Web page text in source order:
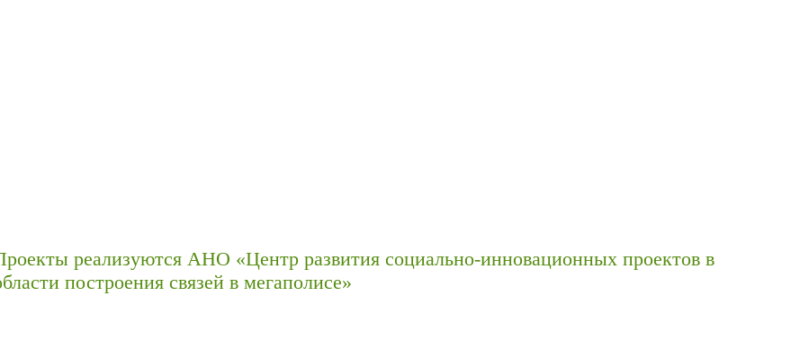
реализуются АНО «Центр развития социально-инновационных проектов в
построения связей в мегаполисе»